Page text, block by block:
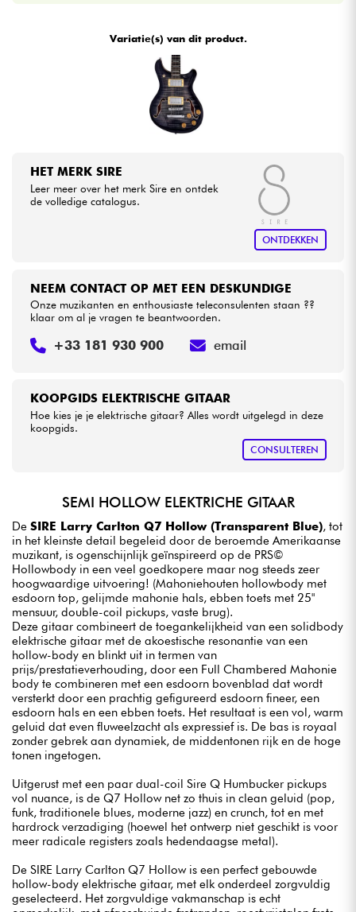
Variatie(s) van dit product.
HET MERK SIRE
Leer meer over het merk Sire en ontdek
de volledige catalogus.
ONTDEKKEN
KOOPGIDS ELEKTRISCHE GITAAR
Hoe kies je je elektrische gitaar? Alles wordt uitgelegd in deze
koopgids.
CONSULTEREN
NEEM CONTACT OP MET EEN DESKUNDIGE
Onze muzikanten en enthousiaste teleconsulenten staan ??
klaar om al je vragen te beantwoorden.
+33 181 930 900 email
SEMI HOLLOW ELEKTRICHE GITAAR
De SIRE Larry Carlton Q7 Hollow (Transparent Blue), tot
in het kleinste detail begeleid door de beroemde Amerikaanse
muzikant, is ogenschijnlijk geïnspireerd op de PRS©
Hollowbody in een veel goedkopere maar nog steeds zeer
hoogwaardige uitvoering! (Mahoniehouten hollowbody met
esdoorn top, gelijmde mahonie hals, ebben toets met 25"
mensuur, double-coil pickups, vaste brug).
Deze gitaar combineert de toegankelijkheid van een solidbody
elektrische gitaar met de akoestische resonantie van een
hollow-body en blinkt uit in termen van
prijs/prestatieverhouding, door een Full Chambered Mahonie
body te combineren met een esdoorn bovenblad dat wordt
versterkt door een prachtig gefigureerd esdoorn fineer, een
esdoorn hals en een ebben toets. Het resultaat is een vol, warm
geluid dat even fluweelzacht als expressief is. De bas is royaal
zonder gebrek aan dynamiek, de middentonen rijk en de hoge
tonen ingetogen.
Uitgerust met een paar dual-coil Sire Q Humbucker pickups
vol nuance, is de Q7 Hollow net zo thuis in clean geluid (pop,
funk, traditionele blues, moderne jazz) en crunch, tot en met
hardrock verzadiging (hoewel het ontwerp niet geschikt is voor
meer radicale registers zoals hedendaagse metal).
De SIRE Larry Carlton Q7 Hollow is een perfect gebouwde
hollow-body elektrische gitaar, met elk onderdeel zorgvuldig
geselecteerd. Het zorgvuldige vakmanschap is echt